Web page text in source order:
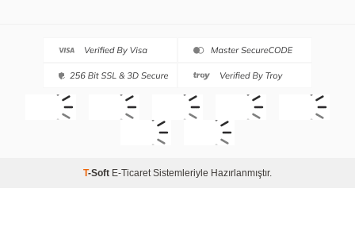
T-Soft E-Ticaret Sistemleriyle Hazırlanmıştır.